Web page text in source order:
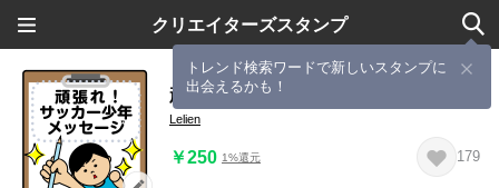
クリエイターズスタンプ
トレンド検索ワードで新しいスタンプに
出会えるかも！
頑張れ！サッカー少年(メッセージ）
Lelien
￥250 1%還元 179